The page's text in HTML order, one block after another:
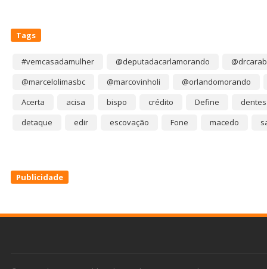
Tags
#vemcasadamulher @deputadacarlamorando
@marcelolimasbc
@marcovinholi
@orlandomorando
Acerta
acisa bispo crédito Define
dentes
detaque
edir escovação Fone macedo
Publicidade